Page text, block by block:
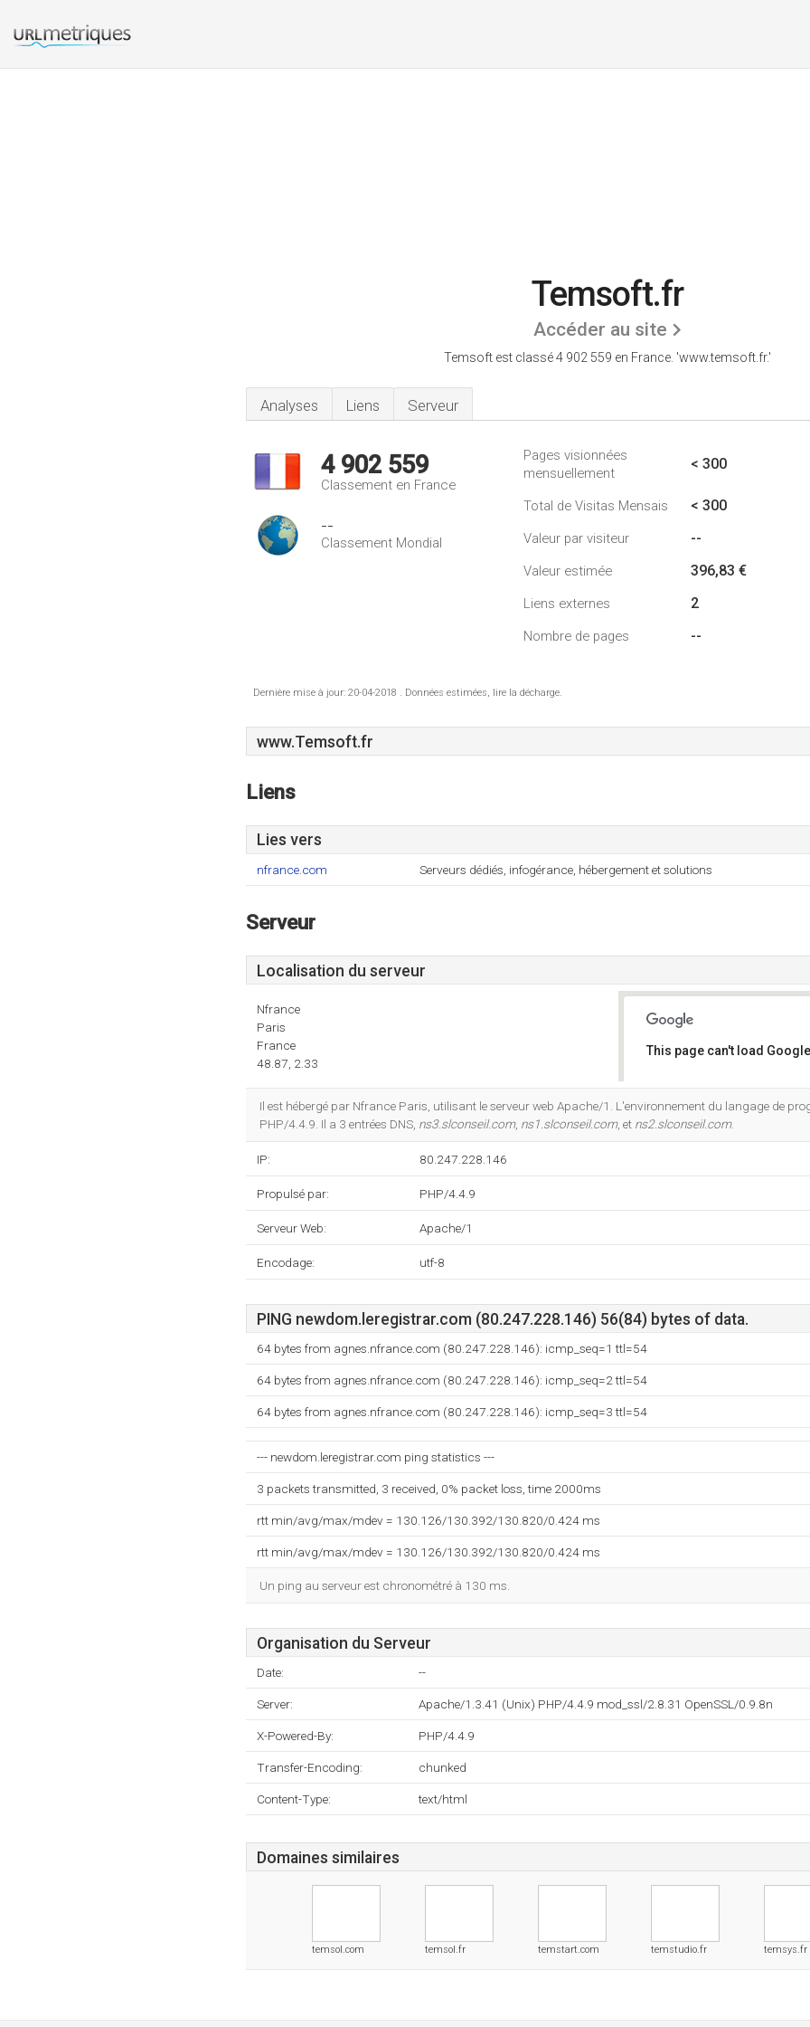
Temsoft.fr
Accéder au site
Temsoft est classé 4 902 559 en France. 'www.temsoft.fr.'
Analyses Liens Serveur
4 902 559
Classement en France
--
Classement Mondial
Pages visionnées
mensuellement
< 300
Total de Visitas Mensais < 300
Valeur par visiteur --
Valeur estimée 396,83 €
Liens externes 2
Nombre de pages --
Dernière mise à jour: 20-04-2018 . Données estimées, lire la décharge.
www.Temsoft.fr
Liens
Lies vers
nfrance.com Serveurs dédiés, infogérance, hébergement et solutions
Serveur
Localisation du serveur
Nfrance
Paris
France
48.87, 2.33
This page can't load
Il est hébergé par Nfrance Paris, utilisant le serveur web Apache/1. L'environnement du langage de
PHP/4.4.9. Il a 3 entrées DNS, ns3.slconseil.com, ns1.slconseil.com, et ns2.slconseil.com.
IP: 80.247.228.146
Propulsé par: PHP/4.4.9
Serveur Web: Apache/1
Encodage: utf-8
PING newdom.leregistrar.com (80.247.228.146) 56(84) bytes of data.
64 bytes from agnes.nfrance.com (80.247.228.146): icmp_seq=1 ttl=54
64 bytes from agnes.nfrance.com (80.247.228.146): icmp_seq=2 ttl=54
64 bytes from agnes.nfrance.com (80.247.228.146): icmp_seq=3 ttl=54
--- newdom.leregistrar.com ping statistics ---
3 packets transmitted, 3 received, 0% packet loss, time 2000ms
rtt min/avg/max/mdev = 130.126/130.392/130.820/0.424 ms
rtt min/avg/max/mdev = 130.126/130.392/130.820/0.424 ms
Un ping au serveur est chronométré à 130 ms.
Organisation du Serveur
Date: --
Server: Apache/1.3.41 (Unix) PHP/4.4.9 mod_ssl/2.8.31 OpenSSL/0.9.8n
X-Powered-By: PHP/4.4.9
Transfer-Encoding: chunked
Content-Type: text/html
Domaines similaires
temsol.com temsol.fr temstart.com temstudio.fr temsys.fr